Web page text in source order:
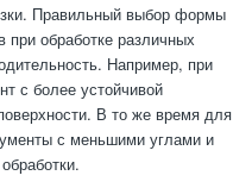
Правильный выбор формы
при обработке различных
Например, при
с более устойчивой
В то же время для
с меньшими углами и